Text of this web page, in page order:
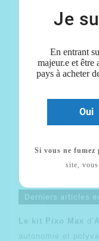
Je
En entrant
majeur.e et être
pays à acheter
Oui
Si vous ne fumez
site, vous
Full Kit Pixo
32,90 € TTC
Derniers articles
Le kit Pixo Max d’
autonomie et